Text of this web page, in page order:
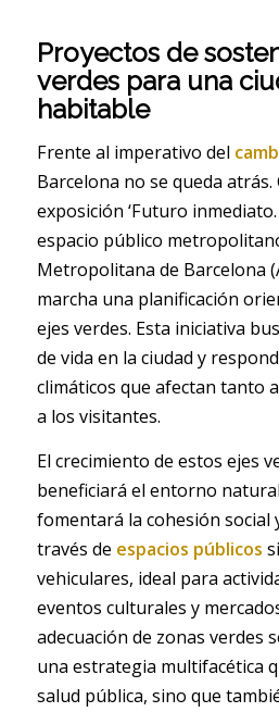
Proyectos de
verdes para una
habitable
Frente al imperativo del
Barcelona no se queda atrás.
exposición ‘Futuro
espacio público
Metropolitana de Barcelona
marcha una planificación
ejes verdes. Esta iniciativa
de vida en la ciudad y
climáticos que afectan tanto
a los visitantes.
El crecimiento de estos ejes
beneficiará el entorno
fomentará la cohesión social
través de espacios públicos
vehiculares, ideal para
eventos culturales y
adecuación de zonas verdes
una estrategia multifacética
salud pública, sino que